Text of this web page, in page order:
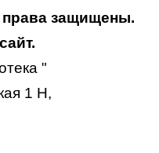
права защищены.
"
1 Н,